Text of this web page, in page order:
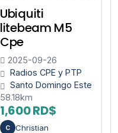
Ubiquiti
litebeam M5
Cpe
2025-09-26
Radios CPE y PTP
Santo Domingo Este
58.18km
1,600 RD$
C Christian